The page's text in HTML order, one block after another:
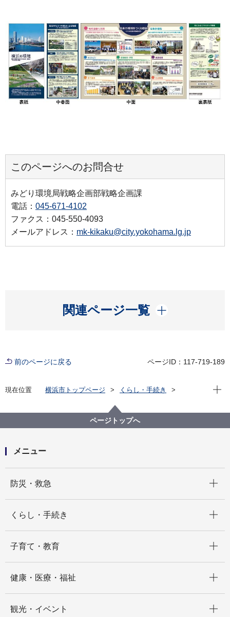
このページへのお問合せ
みどり環境局戦略企画部戦略企画課
電話： 045-671-4102
ファクス：045-550-4093
メールアドレス： mk-kikaku@city.yokohama.lg.jp
関連ページ一覧
開く
前のページに戻る ページID：117-719-189
現在位置 横浜市トップページ
くらし・手続き
横浜市環境管理計画 年次報告書
横浜の環境（2019年版 横浜市環境管理計画年次報告
現在
ページトップへ
メニュー
防災・救急
くらし・手続き
子育て・教育
健康・医療・福祉
観光・イベント